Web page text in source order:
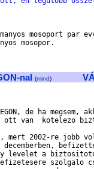
mosoport par
mosopor.
nal (mind)
de ha megsem,
ott van  kotelezo
mert 2002-re jobb
decemberben,
levelet a
szolgalo